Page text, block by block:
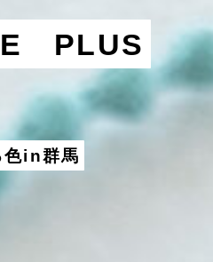
PLUS
色in群馬